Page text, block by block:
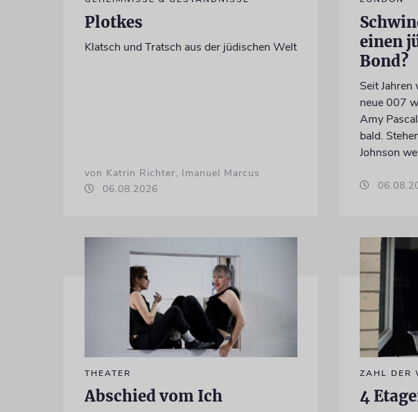
Plotkes
Klatsch und Tratsch aus der jüdischen Welt
von Katrin Richter, Imanuel Marcus
06.08.2026
einen
Bond?
Seit
neue 007
Amy
bald.
Johnson
THEATER
Abschied vom Ich
ZAHL DER
4